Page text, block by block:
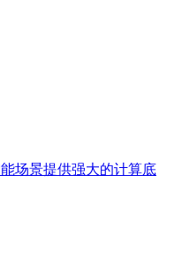
场景提供强大的计算底